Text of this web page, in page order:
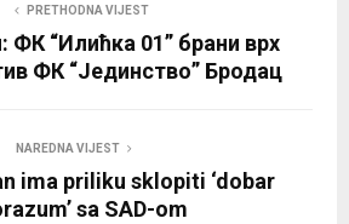
PRETHODNA VIJEST
“Илићка 01” брани врх
ФК “Јединство” Бродац
NAREDNA VIJEST
ima priliku sklopiti ‘dobar
sa SAD-om